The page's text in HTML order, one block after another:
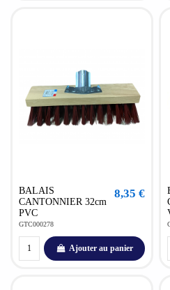
BALAIS
CANTONNIER 32cm
PVC
GTC000278
8,35 €
Ajouter au panier